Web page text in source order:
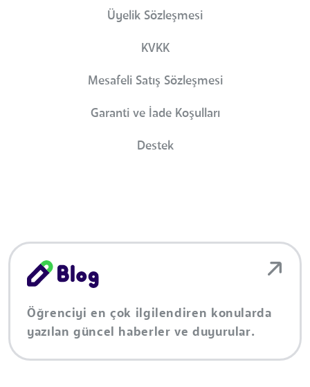
Üyelik Sözleşmesi
KVKK
Mesafeli Satış Sözleşmesi
Garanti ve İade Koşulları
Destek
Öğrenciyi en çok ilgilendiren konularda
yazılan güncel haberler ve duyurular.